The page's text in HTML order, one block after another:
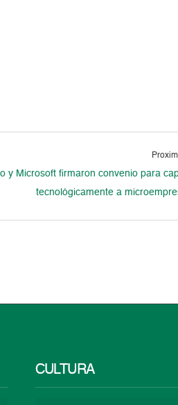
y Microsoft firmaron convenio para
tecnológicamente a
CULTURA